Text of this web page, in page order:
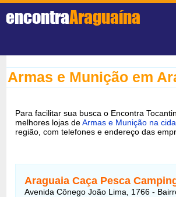
encontraAraguaína
Armas e Munição em
Para facilitar sua busca o Encontra
melhores lojas deArmas e Munição na
região, com telefones e endereço das
Araguaia Caça Pesca
Avenida Cônego João Lima, 1766 -